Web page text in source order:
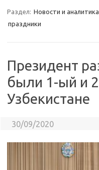
Раздел: Новости и аналитика
праздники
Президент
были 1-ый и
Узбекистане
30/09/2020